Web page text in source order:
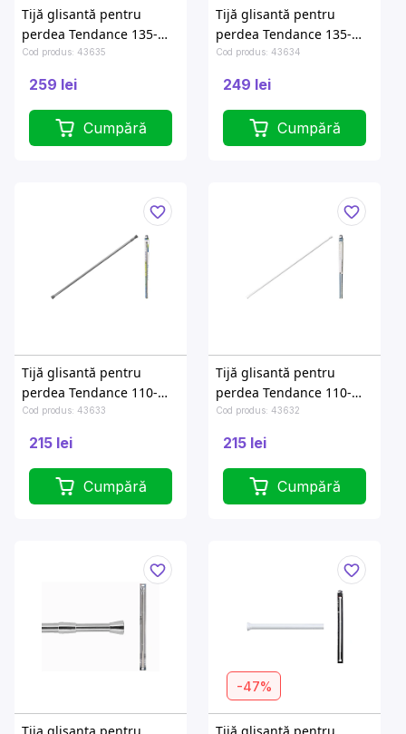
Tijă glisantă pentru
perdea Tendance 135-
250cm crom, aluminiu
Cod produs: 43635
259 lei
Cumpără
Tijă glisantă pentru
perdea Tendance 135-
250cm albă, aluminiu
Cod produs: 43634
249 lei
Cumpără
Tijă glisantă pentru
perdea Tendance 110-
200cm, crom, aluminiu
Cod produs: 43633
215 lei
Cumpără
Tijă glisantă pentru
perdea Tendance 110-
200cm albă, aluminiu
Cod produs: 43632
215 lei
Cumpără
-47%